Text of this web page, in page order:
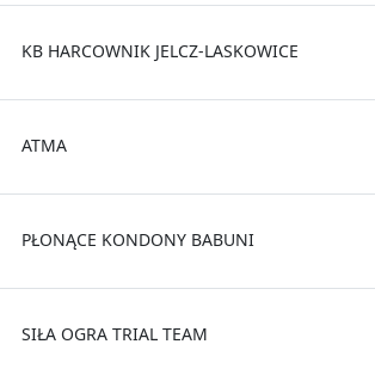
KB HARCOWNIK JELCZ-LASKOWICE
ATMA
PŁONĄCE KONDONY BABUNI
SIŁA OGRA TRIAL TEAM